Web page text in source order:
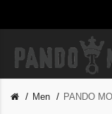
Men PANDO